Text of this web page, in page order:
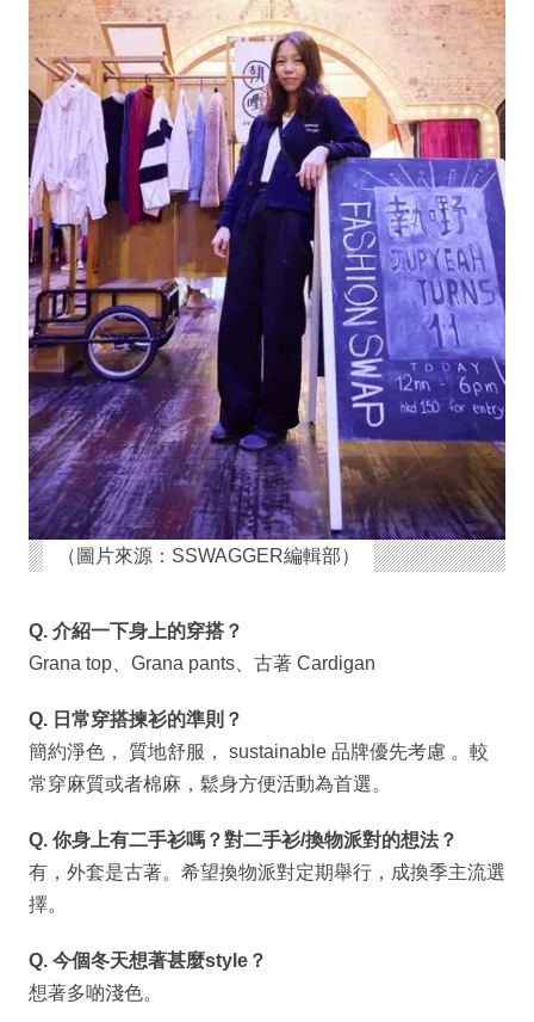
（圖片來源：SSWAGGER編輯部）
Q. 介紹一下身上的穿搭？
Grana top、Grana pants、古著 Cardigan
Q. 日常穿搭揀衫的準則？
簡約淨色， 質地舒服， sustainable 品牌優先考慮 。較
常穿麻質或者棉麻，鬆身方便活動為首選。
Q. 你身上有二手衫嗎？對二手衫/換物派對的想法？
有，外套是古著。希望換物派對定期舉行，成換季主流選
擇。
Q. 今個冬天想著甚麼style？
想著多啲淺色。